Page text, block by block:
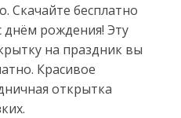
Скачайте бесплатно
днём рождения! Эту
на праздник вы
Красивое
открытка